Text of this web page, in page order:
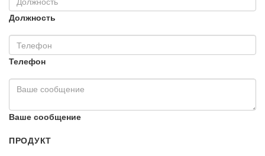
Должность
Телефон
Ваше сообщение
ПРОДУКТ